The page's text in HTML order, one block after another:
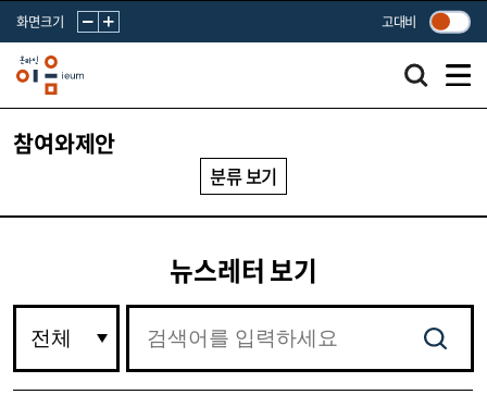
화면크기 고대비
참여와제안
분류 보기
뉴스레터 보기